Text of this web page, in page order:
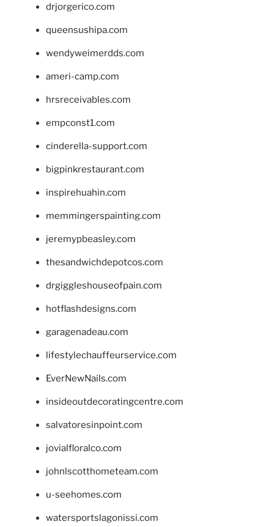
drjorgerico.com
queensushipa.com
wendyweimerdds.com
ameri-camp.com
hrsreceivables.com
empconst1.com
cinderella-support.com
bigpinkrestaurant.com
inspirehuahin.com
memmingerspainting.com
jeremypbeasley.com
thesandwichdepotcos.com
drgiggleshouseofpain.com
hotflashdesigns.com
garagenadeau.com
lifestylechauffeurservice.com
EverNewNails.com
insideoutdecoratingcentre.com
salvatoresinpoint.com
jovialfloralco.com
johnlscotthometeam.com
u-seehomes.com
watersportslagonissi.com